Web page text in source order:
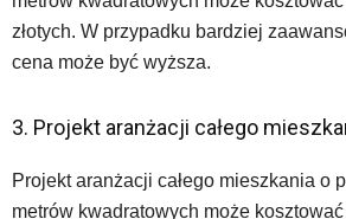
złotych. W przypadku bardziej
cena może być wyższa.
3. Projekt aranżacji całego
Projekt aranżacji całego mieszkania o
metrów kwadratowych może